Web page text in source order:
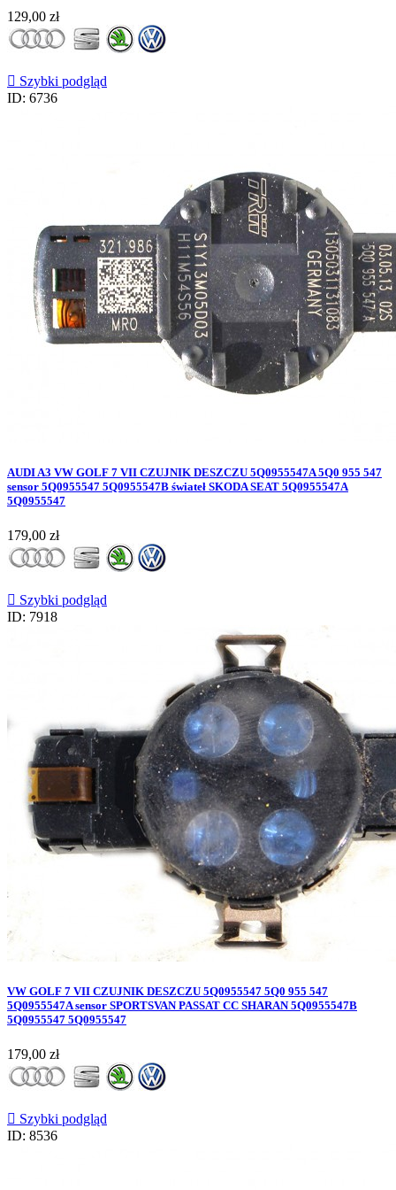
Cena
129,00 zł
 Szybki podgląd
ID: 6736
AUDI A3 VW GOLF 7 VII CZUJNIK DESZCZU 5Q0955547A 5Q0 955 547
sensor 5Q0955547 5Q0955547B świateł SKODA SEAT 5Q0955547A
5Q0955547
Cena
179,00 zł
 Szybki podgląd
ID: 7918
VW GOLF 7 VII CZUJNIK DESZCZU 5Q0955547 5Q0 955 547
5Q0955547A sensor SPORTSVAN PASSAT CC SHARAN 5Q0955547B
5Q0955547 5Q0955547
Cena
179,00 zł
 Szybki podgląd
ID: 8536